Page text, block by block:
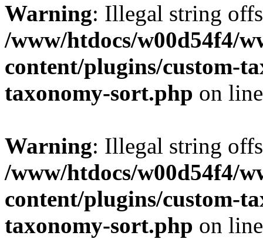
Warning: Illegal string
/www/htdocs/w00d54f4/
content/plugins/custom-
taxonomy-sort.php on
Warning: Illegal string
/www/htdocs/w00d54f4/
content/plugins/custom-
taxonomy-sort.php on